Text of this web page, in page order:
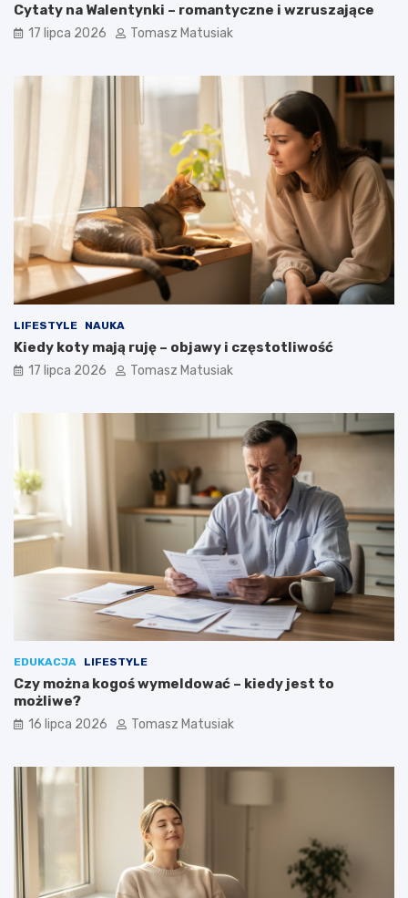
Cytaty na Walentynki – romantyczne i wzruszające
17 lipca 2026 Tomasz Matusiak
LIFESTYLE NAUKA
Kiedy koty mają ruję – objawy i częstotliwość
17 lipca 2026 Tomasz Matusiak
EDUKACJA LIFESTYLE
Czy można kogoś wymeldować – kiedy jest to
możliwe?
16 lipca 2026 Tomasz Matusiak